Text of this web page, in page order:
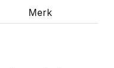
Merk